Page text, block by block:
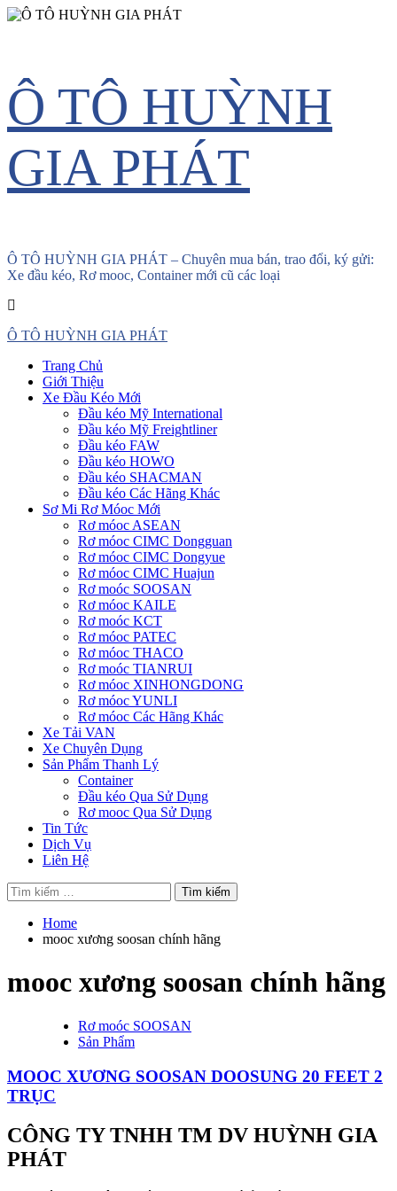
Skip
to
content
Ô TÔ HUỲNH
GIA PHÁT
Ô TÔ HUỲNH GIA PHÁT – Chuyên mua bán, trao đổi, ký gửi:
Xe đầu kéo, Rơ mooc, Container mới cũ các loại
Menu
Ô TÔ HUỲNH GIA PHÁT
Trang Chủ
Giới Thiệu
Xe Đầu Kéo Mới
Đầu kéo Mỹ International
Đầu kéo Mỹ Freightliner
Đầu kéo FAW
Đầu kéo HOWO
Đầu kéo SHACMAN
Đầu kéo Các Hãng Khác
Sơ Mi Rơ Móoc Mới
Rơ móoc ASEAN
Rơ móoc CIMC Dongguan
Rơ móoc CIMC Dongyue
Rơ móoc CIMC Huajun
Rơ moóc SOOSAN
Rơ móoc KAILE
Rơ moóc KCT
Rơ móoc PATEC
Rơ móoc THACO
Rơ moóc TIANRUI
Rơ móoc XINHONGDONG
Rơ móoc YUNLI
Rơ móoc Các Hãng Khác
Xe Tải VAN
Xe Chuyên Dụng
Sản Phẩm Thanh Lý
Container
Đầu kéo Qua Sử Dụng
Rơ mooc Qua Sử Dụng
Tin Tức
Dịch Vụ
Liên Hệ
Tìm
kiếm
cho:
Home
mooc xương soosan chính hãng
mooc xương soosan chính hãng
Rơ moóc SOOSAN
Sản Phẩm
MOOC XƯƠNG SOOSAN DOOSUNG 20 FEET 2
TRỤC
CÔNG TY TNHH TM DV HUỲNH GIA
PHÁT